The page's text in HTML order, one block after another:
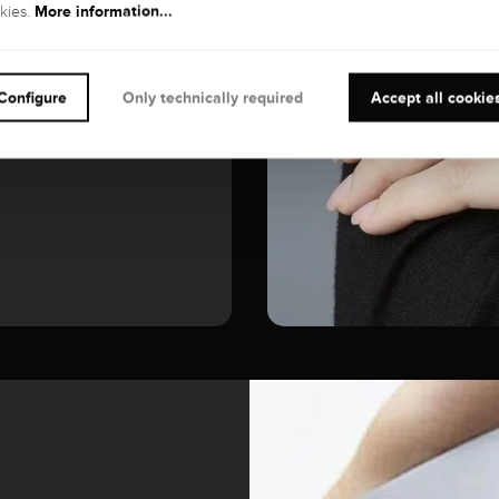
More information...
Accept all
Only technically required